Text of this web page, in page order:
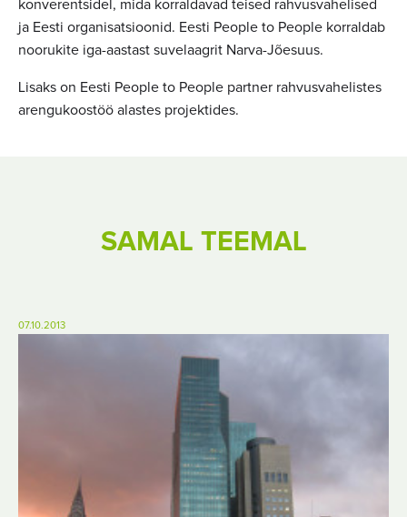
konverentsidel, mida korraldavad teised rahvusvahelised
ja Eesti organisatsioonid. Eesti People to People korraldab
noorukite iga-aastast suvelaagrit Narva-Jõesuus.
Lisaks on Eesti People to People partner rahvusvahelistes
arengukoostöö alastes projektides.
SAMAL TEEMAL
07.10.2013